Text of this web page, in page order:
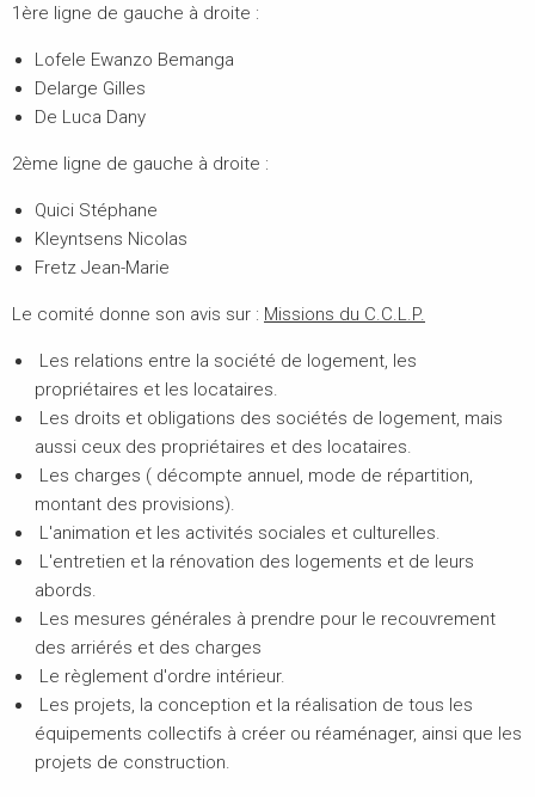
1ère ligne de gauche à droite :
Lofele Ewanzo Bemanga
Delarge Gilles
De Luca Dany
2ème ligne de gauche à droite :
Quici Stéphane
Kleyntsens Nicolas
Fretz Jean-Marie
Le comité donne son avis sur : Missions du C.C.L.P.
Les relations entre la société de logement, les
propriétaires et les locataires.
Les droits et obligations des sociétés de logement, mais
aussi ceux des propriétaires et des locataires.
Les charges ( décompte annuel, mode de répartition,
montant des provisions).
L'animation et les activités sociales et culturelles.
L'entretien et la rénovation des logements et de leurs
abords.
Les mesures générales à prendre pour le recouvrement
des arriérés et des charges
Le règlement d'ordre intérieur.
Les projets, la conception et la réalisation de tous les
équipements collectifs à créer ou réaménager, ainsi que les
projets de construction.